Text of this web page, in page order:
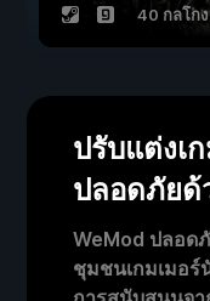
40 กลโกง
ปรับแต่งเ
ปลอดภัยด้
WeMod ปลอด
ชุมชนเกมเมอร์